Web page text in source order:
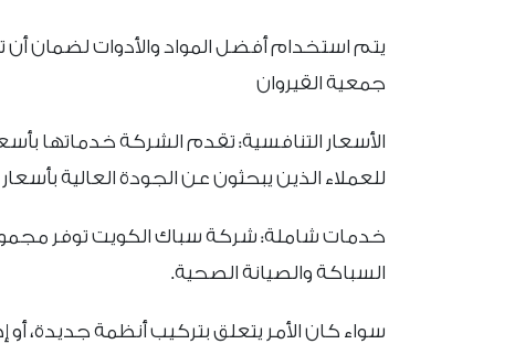
يتم استخدام أفضل المواد والأدوات لضمان
جمعية القيروان
الأسعار التنافسية: تقدم الشركة خدماتها
للعملاء الذين يبحثون عن الجودة العالية
خدمات شاملة: شركة سباك الكويت توفر
السباكة والصيانة الصحية.
سواء كان الأمر يتعلق بتركيب أنظمة جديدة، أو